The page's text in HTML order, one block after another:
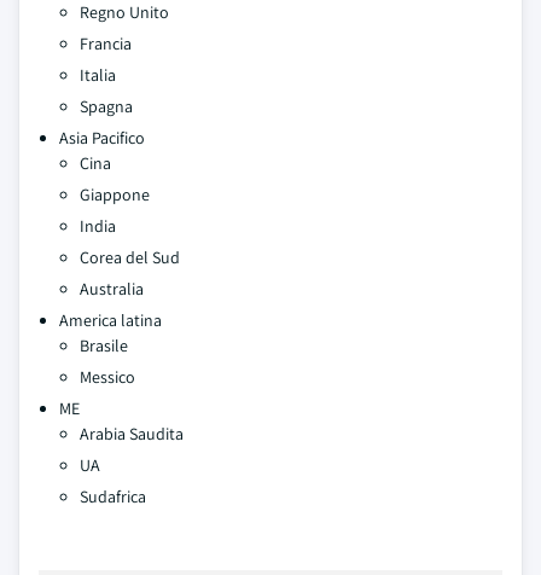
Regno Unito
Francia
Italia
Spagna
Asia Pacifico
Cina
Giappone
India
Corea del Sud
Australia
America latina
Brasile
Messico
ME
Arabia Saudita
UA
Sudafrica